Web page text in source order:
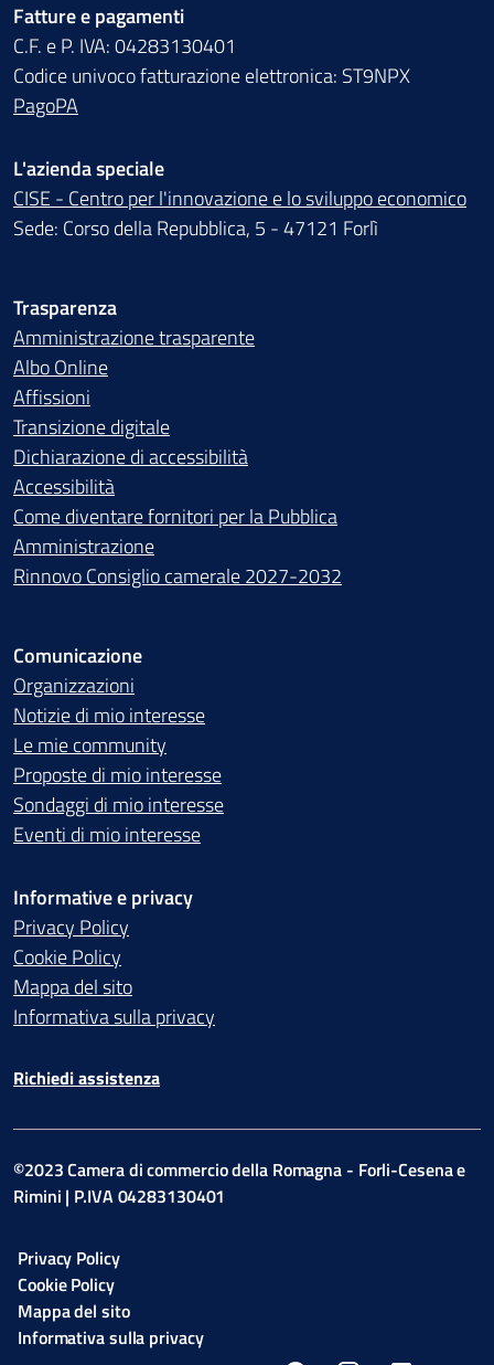
Fatture e pagamenti
C.F. e P. IVA: 04283130401
Codice univoco fatturazione elettronica: ST9NPX
PagoPA
L'azienda speciale
CISE - Centro per l'innovazione e lo sviluppo economico
Sede: Corso della Repubblica, 5 - 47121 Forlì
Trasparenza
Amministrazione trasparente
Albo Online
Affissioni
Transizione digitale
Dichiarazione di accessibilità
Accessibilità
Come diventare fornitori per la Pubblica
Amministrazione
Rinnovo Consiglio camerale 2027-2032
Comunicazione
Organizzazioni
Notizie di mio interesse
Le mie community
Proposte di mio interesse
Sondaggi di mio interesse
Eventi di mio interesse
Informative e privacy
Privacy Policy
Cookie Policy
Mappa del sito
Informativa sulla privacy
Richiedi assistenza
©2023 Camera di commercio della Romagna - Forli-Cesena e
Rimini | P.IVA 04283130401
Privacy Policy
Cookie Policy
Mappa del sito
Informativa sulla privacy